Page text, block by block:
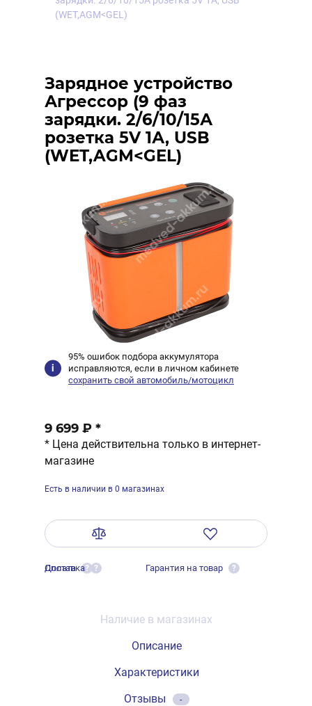
(WET,AGM<GEL)
Зарядное устройство
Агрессор (9 фаз
зарядки. 2/6/10/15А
розетка 5V 1А, USB
(WET,AGM<GEL)
95% ошибок подбора аккумулятора
исправляются, если в личном кабинете
сохранить свой автомобиль/мотоцикл
9 699 ₽ *
* Цена действительна только в интернет-
магазине
Есть в наличии в 0 магазинах
Оплата ?
Доставка ? Гарантия на товар ?
Наличие в магазинах
Описание
Характеристики
Отзывы
-